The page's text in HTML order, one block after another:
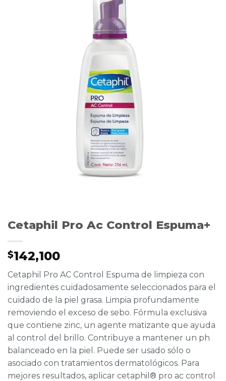
Cetaphil Pro Ac Control Espuma+
$142,100
Cetaphil Pro AC Control Espuma de limpieza con
ingredientes cuidadosamente seleccionados para el
cuidado de la piel grasa. Limpia profundamente
removiendo el exceso de sebo. Fórmula exclusiva
que contiene zinc, un agente matizante que ayuda
al control del brillo. Contribuye a mantener un ph
balanceado en la piel. Puede ser usado sólo o
asociado con tratamientos dermatológicos. Para
mejores resultados, aplicar cetaphil® pro ac control